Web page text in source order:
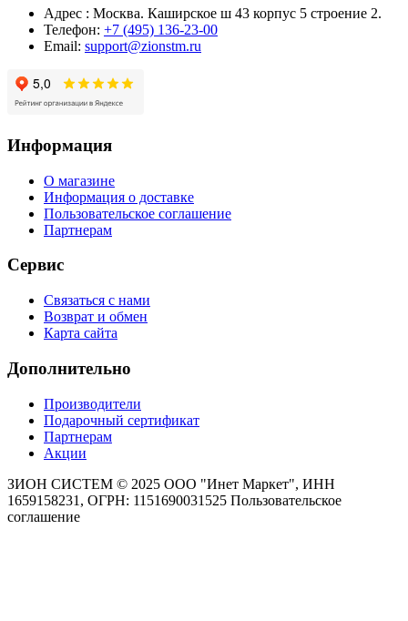
Адрес : Москва. Каширское ш 43 корпус 5 строение 2.
Телефон: +7 (495) 136-23-00
Email: support@zionstm.ru
Информация
О магазине
Информация о доставке
Пользовательское соглашение
Партнерам
Сервис
Связаться с нами
Возврат и обмен
Карта сайта
Дополнительно
Производители
Подарочный сертификат
Партнерам
Акции
ЗИОН СИСТЕМ © 2025 ООО "Инет Маркет", ИНН
1659158231, ОГРН: 1151690031525 Пользовательское
соглашение